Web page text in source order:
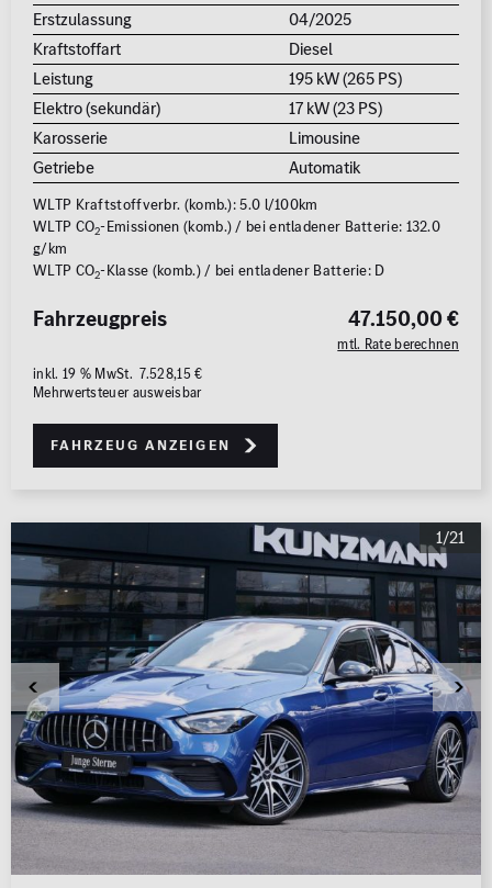
Erstzulassung
04/2025
Kraftstoffart
Diesel
Leistung
195 kW (265 PS)
Elektro (sekundär)
17 kW (23 PS)
Karosserie
Limousine
Getriebe
Automatik
WLTP Kraftstoffverbr. (komb.): 5.0 l/100km
WLTP CO2-Emissionen (komb.) / bei entladener Batterie: 132.0
g/km
WLTP CO2-Klasse (komb.) / bei entladener Batterie: D
47.150,00 €
mtl. Rate berechnen
Fahrzeugpreis
inkl. 19 % MwSt. 7.528,15 €
Mehrwertsteuer ausweisbar
Fahrzeug anzeigen
1/21